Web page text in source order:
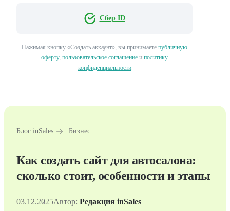
Сбер ID
Нажимая кнопку «Создать аккаунт», вы принимаете публичную
оферту, пользовательское соглашение и политику
конфиденциальности
Блог inSales Бизнес
Как создать сайт для автосалона:
сколько стоит, особенности и этапы
03.12.2025Автор: Редакция inSales